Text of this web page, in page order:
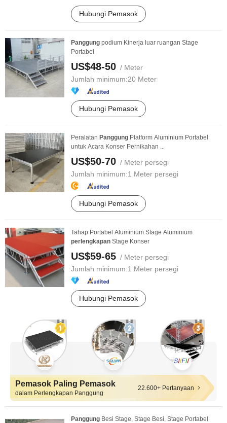
Hubungi Pemasok
Panggung podium Kinerja luar ruangan Stage
Portabel
US$48-50 / Meter
Jumlah minimum:20 Meter
Hubungi Pemasok
Peralatan Panggung Platform Aluminium Portabel
untuk Acara Konser Pernikahan ...
US$50-70 / Meter persegi
Jumlah minimum:1 Meter persegi
Hubungi Pemasok
Tahap Portabel Aluminium Stage Aluminium
perlengkapan Stage Konser
US$59-65 / Meter persegi
Jumlah minimum:1 Meter persegi
Hubungi Pemasok
Pemasok Paling Pemasok
dalam Perlengkapan Panggung
22.600+ Pertanyaan
Panggung Besi Stage, Stage Besi, Stage Portabel